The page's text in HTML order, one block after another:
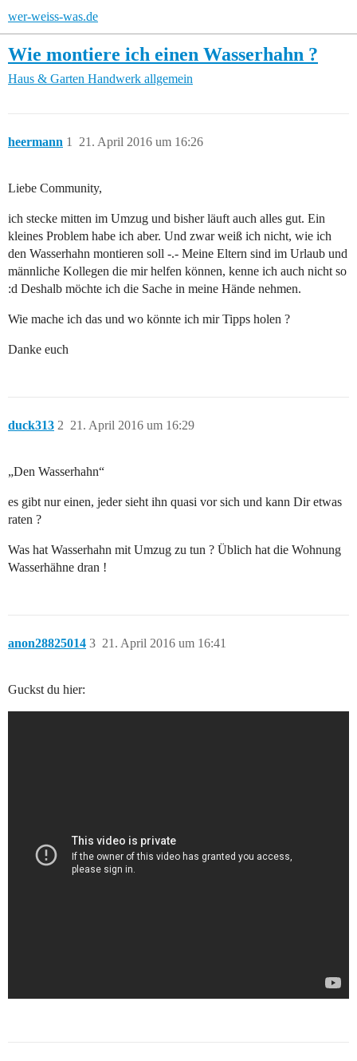
wer-weiss-was.de
Wie montiere ich einen Wasserhahn ?
Haus & Garten Handwerk allgemein
heermann 21. April 2016 um 16:26
1
Liebe Community,
ich stecke mitten im Umzug und bisher läuft auch alles gut. Ein
kleines Problem habe ich aber. Und zwar weiß ich nicht, wie ich
den Wasserhahn montieren soll -.- Meine Eltern sind im Urlaub und
männliche Kollegen die mir helfen können, kenne ich auch nicht so
:d Deshalb möchte ich die Sache in meine Hände nehmen.
Wie mache ich das und wo könnte ich mir Tipps holen ?
Danke euch
duck313 21. April 2016 um 16:29
2
„Den Wasserhahn“
es gibt nur einen, jeder sieht ihn quasi vor sich und kann Dir etwas
raten ?
Was hat Wasserhahn mit Umzug zu tun ? Üblich hat die Wohnung
Wasserhähne dran !
anon28825014 21. April 2016 um 16:41
3
Guckst du hier: